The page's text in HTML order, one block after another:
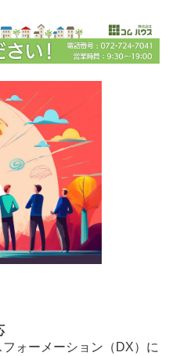
ォーメーション（DX）に